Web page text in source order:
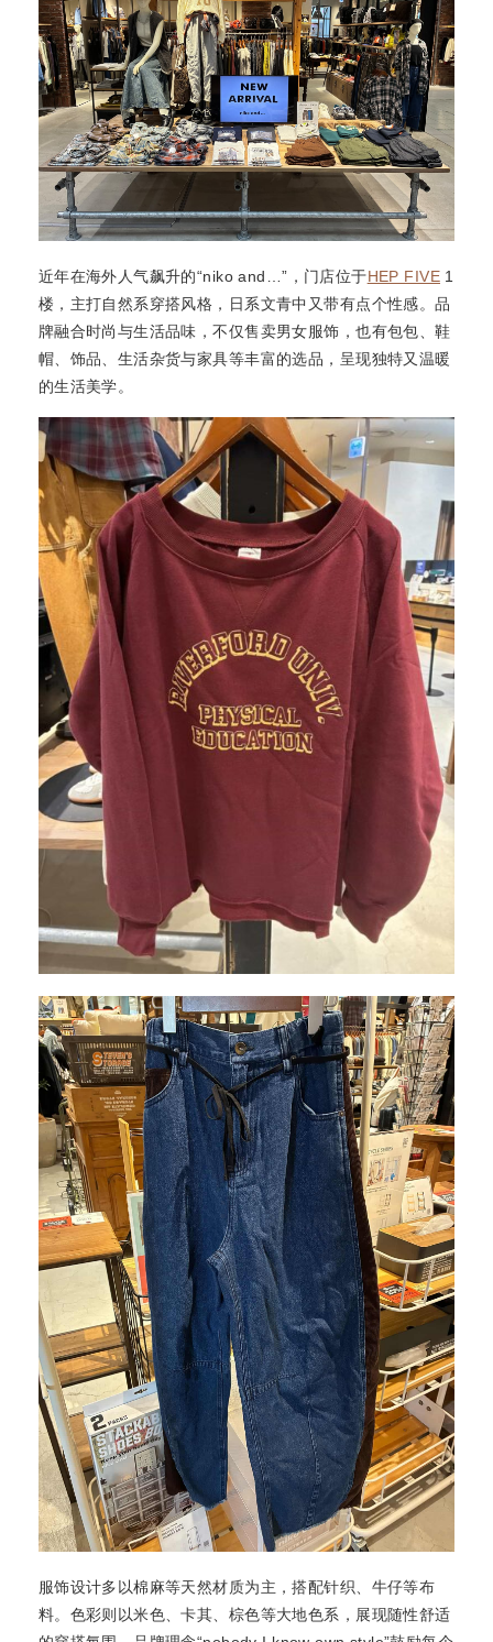
近年在海外人气飙升的“niko and…”，门店位于HEP FIVE 1
楼，主打自然系穿搭风格，日系文青中又带有点个性感。品
牌融合时尚与生活品味，不仅售卖男女服饰，也有包包、鞋
帽、饰品、生活杂货与家具等丰富的选品，呈现独特又温暖
的生活美学。
服饰设计多以棉麻等天然材质为主，搭配针织、牛仔等布
料。色彩则以米色、卡其、棕色等大地色系，展现随性舒适